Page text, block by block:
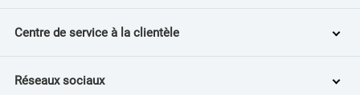
Centre de service à la clientèle
Réseaux sociaux